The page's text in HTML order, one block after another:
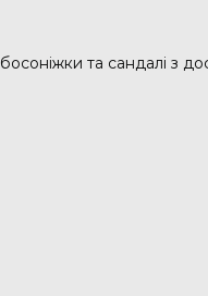
та сандалі з